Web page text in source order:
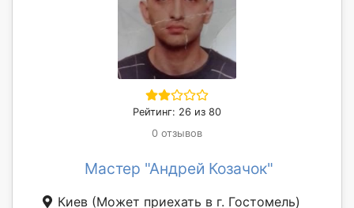
Рейтинг: 26 из 80
0 отзывов
Мастер "Андрей Козачок"
Киев (Может приехать в г. Гостомель)